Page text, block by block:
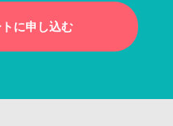
に申し込む